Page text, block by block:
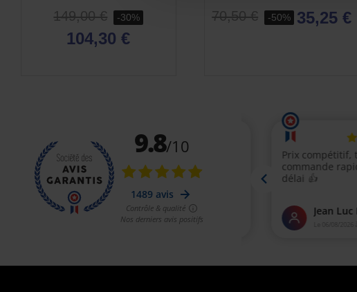
149,00 € -30%
104,30 €
70,50 € -50% 35,25 €